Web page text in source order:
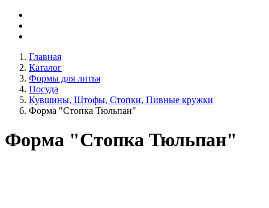
Главная
Каталог
Формы для литья
Посуда
Кувшины, Штофы, Стопки, Пивные кружки
Форма "Стопка Тюльпан"
Форма "Стопка Тюльпан"